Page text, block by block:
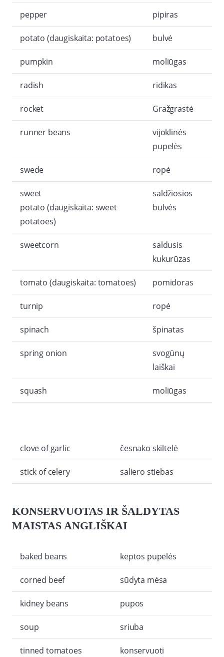
pepper pipiras
potato (daugiskaita: potatoes) bulvė
pumpkin moliūgas
radish ridikas
rocket Gražgrastė
runner beans
vijoklinės
pupelės
swede ropė
sweet
potato (daugiskaita: sweet
potatoes)
saldžiosios
bulvės
sweetcorn
saldusis
kukurūzas
tomato (daugiskaita: tomatoes) pomidoras
turnip ropė
spinach špinatas
spring onion
svogūnų
laiškai
squash moliūgas
clove of garlic česnako skiltelė
stick of celery saliero stiebas
KONSERVUOTAS IR ŠALDYTAS
MAISTAS ANGLIŠKAI
baked beans keptos pupelės
corned beef sūdyta mėsa
kidney beans pupos
soup sriuba
tinned tomatoes
konservuoti